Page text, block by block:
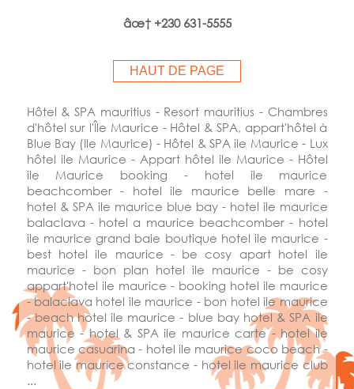
âœ† +230 631-5555
HAUT DE PAGE
Hôtel & SPA mauritius - Resort mauritius - Chambres
d'hôtel sur l'Île Maurice - Hôtel & SPA, appart'hôtel à
Blue Bay (Ile Maurice) - Hôtel & SPA ile Maurice - Lux
hôtel ile Maurice - Appart hôtel ile Maurice - Hôtel
ile Maurice booking - hotel ile maurice
beachcomber - hotel ile maurice belle mare -
hotel & SPA ile maurice blue bay - hotel ile maurice
balaclava - hotel a maurice beachcomber - hotel
ile maurice grand baie boutique hotel ile maurice -
best hotel ile maurice - be cosy apart hotel ile
maurice - bon plan hotel ile maurice - be cosy
appart'hotel ile maurice - booking hotel ile maurice
- balaclava hotel ile maurice - bon hotel ile maurice
- beach hotel ile maurice - blue bay hotel & SPA ile
maurice - hotel & SPA ile maurice carte - hotel ile
maurice casuarina - hotel ile maurice coco beach -
hotel ile maurice constance - hotel ile maurice club
...